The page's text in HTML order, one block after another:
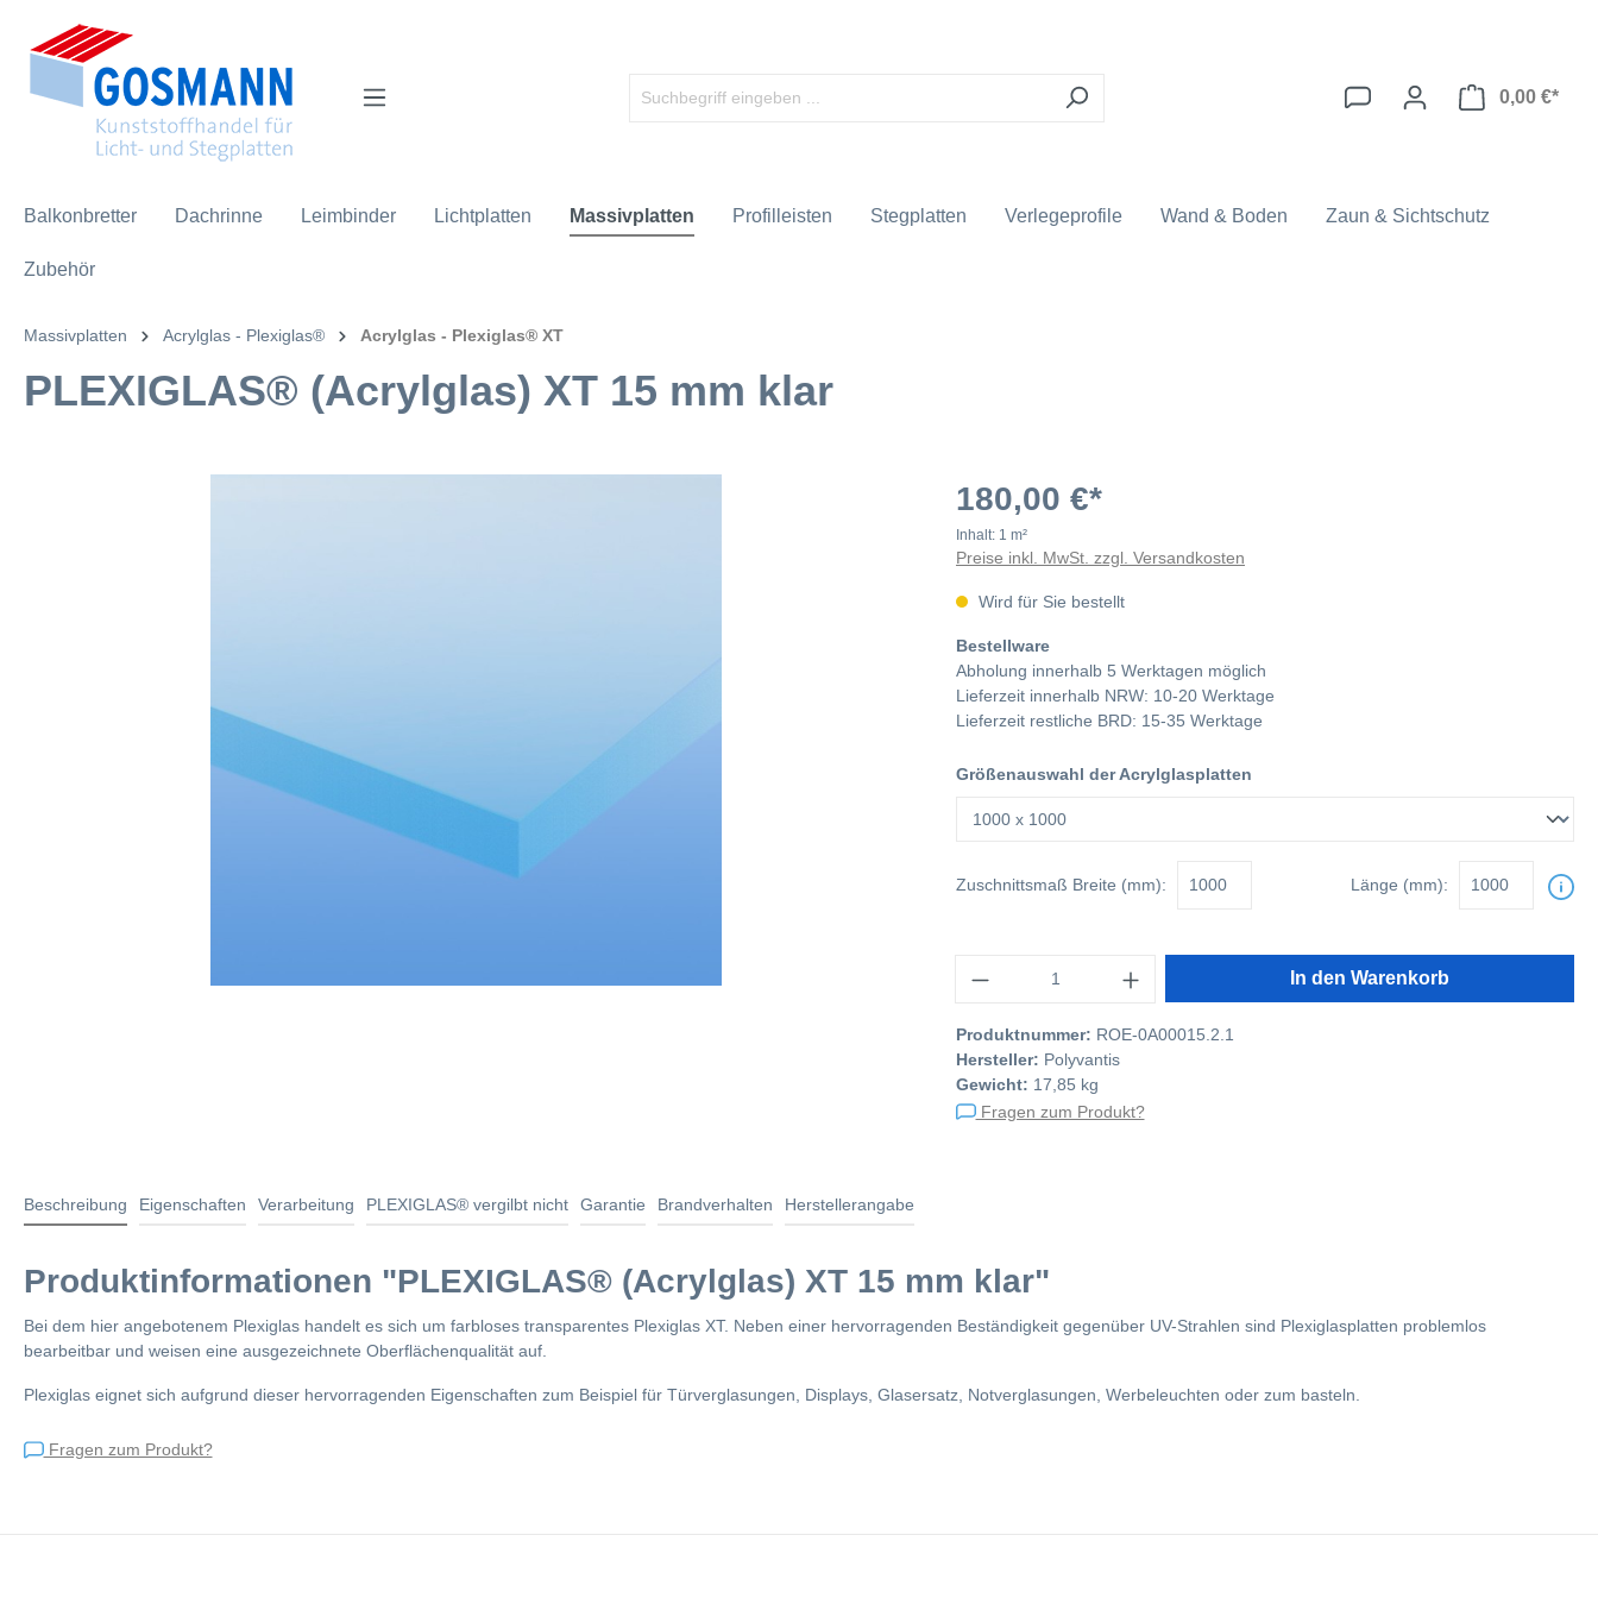
springen
0,00 €*
Balkonbretter Dachrinne Leimbinder Lichtplatten Massivplatten Profilleisten Stegplatten Verlegeprofile Wand & Boden Zaun & Sichtschutz
Zubehör
Massivplatten Acrylglas - Plexiglas® Acrylglas - Plexiglas® XT
PLEXIGLAS® (Acrylglas) XT 15 mm klar
180,00 €*
Inhalt: 1 m²
Preise inkl. MwSt. zzgl. Versandkosten
Wird für Sie bestellt
Bestellware
Abholung innerhalb 5 Werktagen möglich
Lieferzeit innerhalb NRW: 10-20 Werktage
Lieferzeit restliche BRD: 15-35 Werktage
Größenauswahl der Acrylglasplatten
Zuschnittsmaß Breite (mm): Länge (mm):
In den Warenkorb
Produktnummer: ROE-0A00015.2.1
Hersteller: Polyvantis
Gewicht: 17,85 kg
Fragen zum Produkt?
Beschreibung Eigenschaften Verarbeitung PLEXIGLAS® vergilbt nicht Garantie Brandverhalten Herstellerangabe
Produktinformationen "PLEXIGLAS® (Acrylglas) XT 15 mm klar"
Bei dem hier angebotenem Plexiglas handelt es sich um farbloses transparentes Plexiglas XT. Neben einer hervorragenden Beständigkeit gegenüber UV-Strahlen sind Plexiglasplatten problemlos
bearbeitbar und weisen eine ausgezeichnete Oberflächenqualität auf.
Plexiglas eignet sich aufgrund dieser hervorragenden Eigenschaften zum Beispiel für Türverglasungen, Displays, Glasersatz, Notverglasungen, Werbeleuchten oder zum basteln.
Fragen zum Produkt?